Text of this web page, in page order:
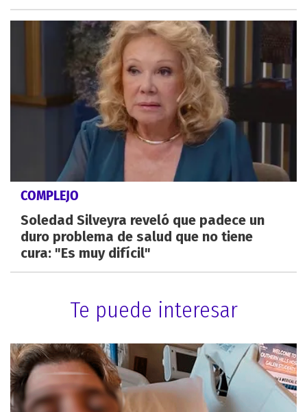
COMPLEJO
Soledad Silveyra reveló que padece un
duro problema de salud que no tiene
cura: "Es muy difícil"
Te puede interesar